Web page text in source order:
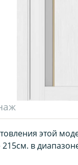
этой
в